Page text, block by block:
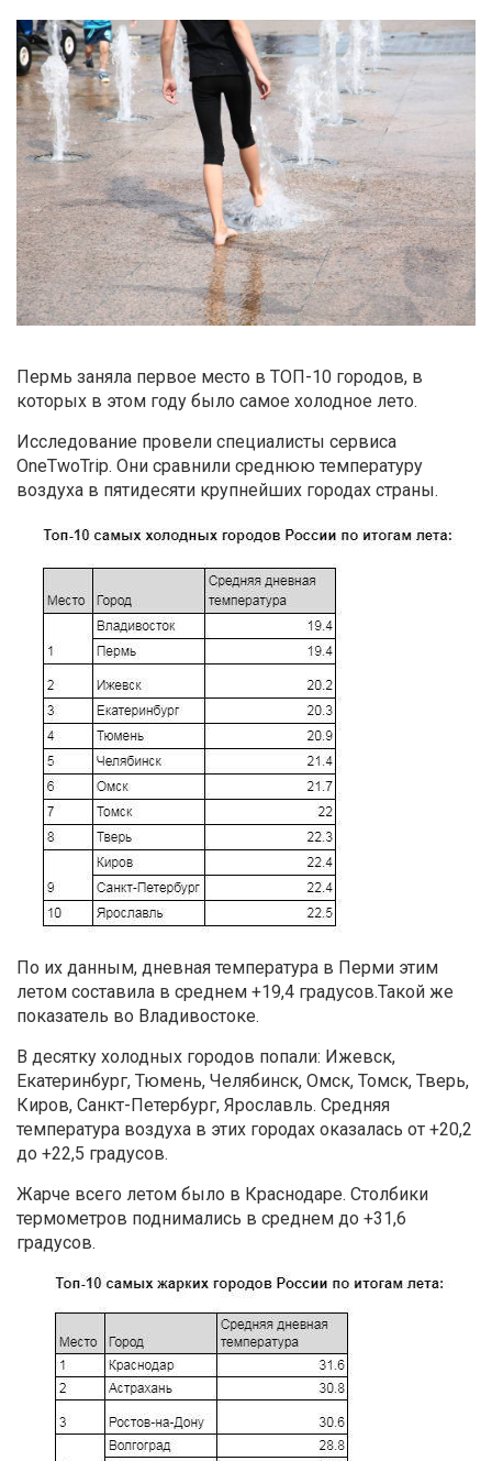
Пермь заняла первое место в ТОП-10 городов, в
которых в этом году было самое холодное лето.
Исследование провели специалисты сервиса
OneTwoTrip. Они сравнили среднюю температуру
воздуха в пятидесяти крупнейших городах страны.
По их данным, дневная температура в Перми этим
летом составила в среднем +19,4 градусов.Такой же
показатель во Владивостоке.
В десятку холодных городов попали: Ижевск,
Екатеринбург, Тюмень, Челябинск, Омск, Томск, Тверь,
Киров, Санкт-Петербург, Ярославль. Средняя
температура воздуха в этих городах оказалась от +20,2
до +22,5 градусов.
Жарче всего летом было в Краснодаре. Столбики
термометров поднимались в среднем до +31,6
градусов.